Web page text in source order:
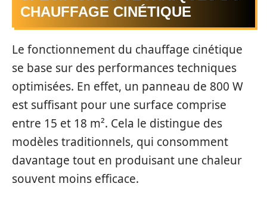
CHAUFFAGE CINÉTIQUE
Le fonctionnement du chauffage cinétique
se base sur des performances techniques
optimisées. En effet, un panneau de 800 W
est suffisant pour une surface comprise
entre 15 et 18 m². Cela le distingue des
modèles traditionnels, qui consomment
davantage tout en produisant une chaleur
souvent moins efficace.